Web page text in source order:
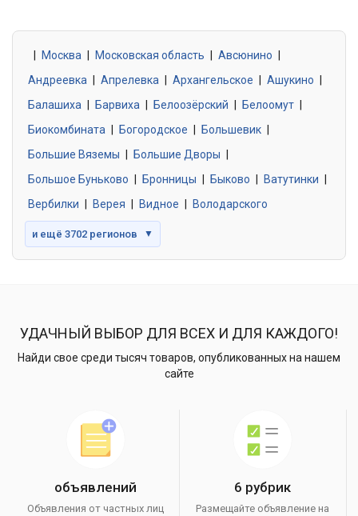
0 объявлений
Знакомства без обязательств
0 объявлений
Москва Московская область Авсюнино
Андреевка
Апрелевка Архангельское Ашукино
Балашиха
Барвиха Белоозёрский Белоомут
Биокомбината
Богородское Большевик
Большие Вяземы
Большие Дворы
Большое Буньково
Бронницы Быково Ватутинки
Вербилки
Верея Видное Володарского
и ещё 3702 регионов ▼
УДАЧНЫЙ ВЫБОР ДЛЯ ВСЕХ И ДЛЯ КАЖДОГО!
Найди свое среди тысяч товаров, опубликованных на нашем
сайте
объявлений
Объявления от частных лиц
6 рубрик
Размещайте объявление на